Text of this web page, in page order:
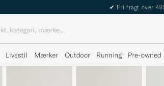
The
Livsstil Mærker Outdoor Running Pre-owned